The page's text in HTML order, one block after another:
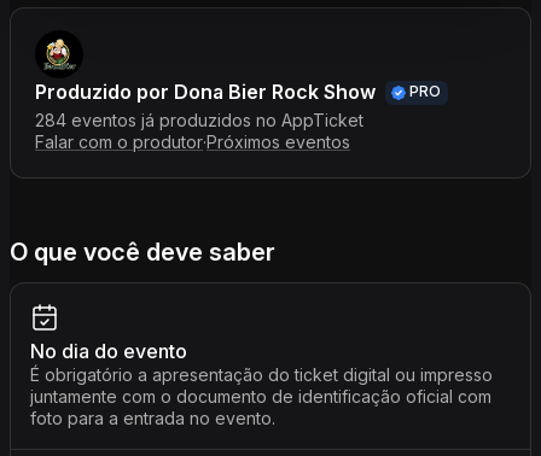
Produzido por Dona Bier Rock Show PRO
284 eventos já produzidos no AppTicket
Falar com o produtor·Próximos eventos
O que você deve saber
No dia do evento
É obrigatório a apresentação do ticket digital ou impresso
juntamente com o documento de identificação oficial com
foto para a entrada no evento.